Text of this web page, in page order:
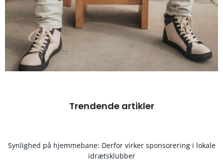
Trendende artikler
Synlighed på hjemmebane: Derfor virker sponsorering i lokale
idrætsklubber